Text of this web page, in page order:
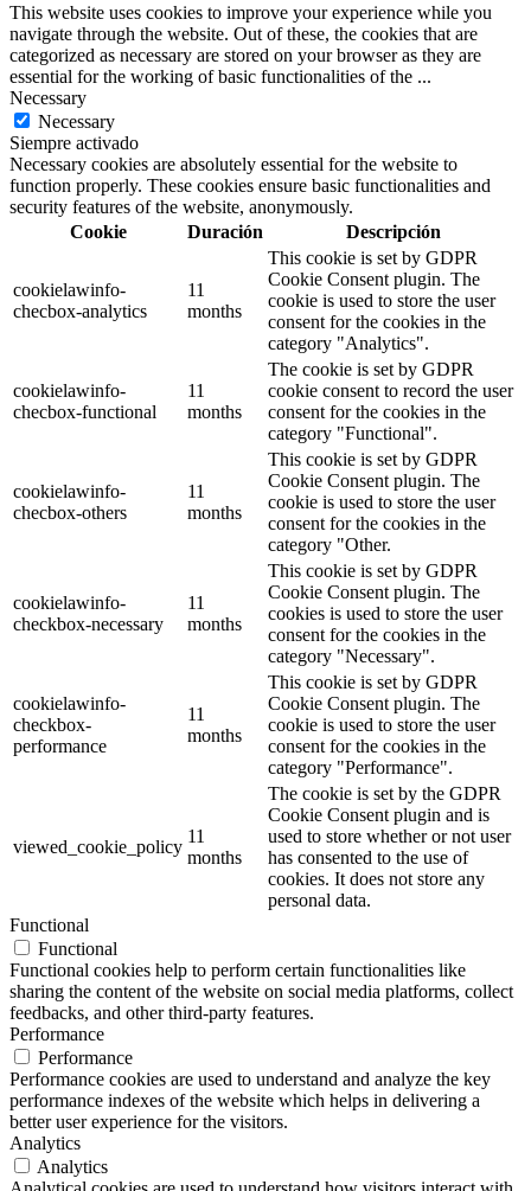
This website uses cookies to improve your experience while you
navigate through the website. Out of these, the cookies that are
categorized as necessary are stored on your browser as they are
essential for the working of basic functionalities of the ...
Necessary
Necessary
Siempre activado
Necessary cookies are absolutely essential for the website to
function properly. These cookies ensure basic functionalities and
security features of the website, anonymously.
Cookie
Duración Descripción
cookielawinfo-
checbox-analytics
11
months
This cookie is set by GDPR
Cookie Consent plugin. The
cookie is used to store the user
consent for the cookies in the
category "Analytics".
cookielawinfo-
checbox-functional
11
months
The cookie is set by GDPR
cookie consent to record the user
consent for the cookies in the
category "Functional".
cookielawinfo-
checbox-others
11
months
This cookie is set by GDPR
Cookie Consent plugin. The
cookie is used to store the user
consent for the cookies in the
category "Other.
cookielawinfo-
checkbox-necessary
11
months
This cookie is set by GDPR
Cookie Consent plugin. The
cookies is used to store the user
consent for the cookies in the
category "Necessary".
cookielawinfo-
checkbox-
performance
11
months
This cookie is set by GDPR
Cookie Consent plugin. The
cookie is used to store the user
consent for the cookies in the
category "Performance".
viewed_cookie_policy
11
months
The cookie is set by the GDPR
Cookie Consent plugin and is
used to store whether or not user
has consented to the use of
cookies. It does not store any
personal data.
Functional
Functional
Functional cookies help to perform certain functionalities like
sharing the content of the website on social media platforms, collect
feedbacks, and other third-party features.
Performance
Performance
Performance cookies are used to understand and analyze the key
performance indexes of the website which helps in delivering a
better user experience for the visitors.
Analytics
Analytics